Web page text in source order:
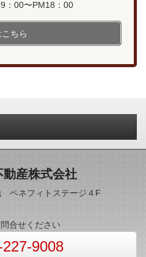
：00〜PM18：00
ちら
動産株式会社
ベネフィトステージ４F
合せください
9008